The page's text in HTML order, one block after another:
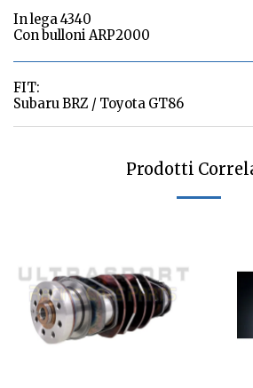
In lega 4340
Con bulloni ARP2000
FIT:
Subaru BRZ / Toyota GT86
Prodotti